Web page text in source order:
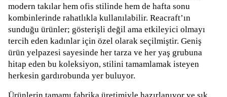
modern takılar hem ofis stilinde hem de hafta sonu
kombinlerinde rahatlıkla kullanılabilir. Reacraft’ın
sunduğu ürünler; gösterişli değil ama etkileyici olmayı
tercih eden kadınlar için özel olarak seçilmiştir. Geniş
ürün yelpazesi sayesinde her tarza ve her yaş grubuna
hitap eden bu koleksiyon, stilini tamamlamak isteyen
herkesin gardırobunda yer buluyor.